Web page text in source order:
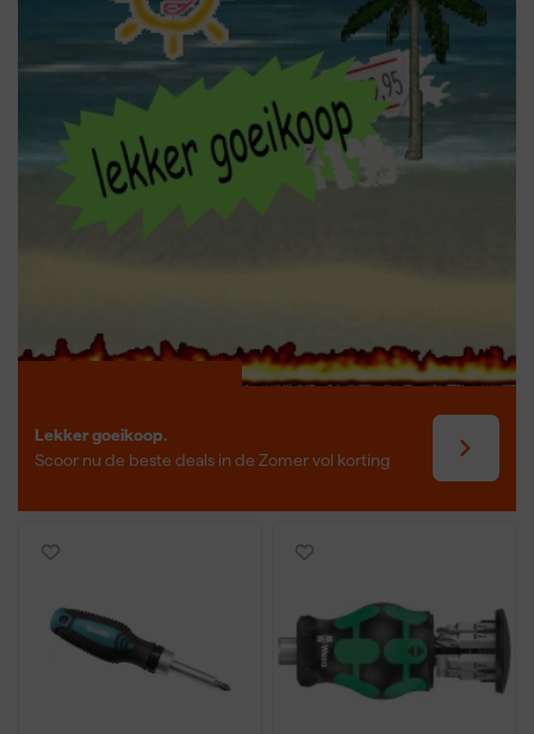
snelheid, veelzijdigheid en comfort belangrijk vinden tijdens hun
werk. Ze zijn breed inzetbaar, van montage tot reparatie en
Lekker goeikoop.
Scoor nu de beste deals in de Zomer vol korting